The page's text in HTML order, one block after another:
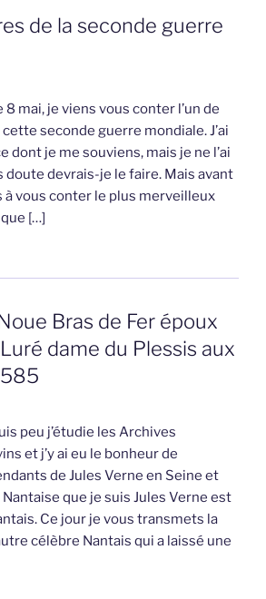
de la seconde guerre
mai, je viens vous conter l’un de
seconde guerre mondiale. J’ai
dont je me souviens, mais je ne l’ai
doute devrais-je le faire. Mais avant
à vous conter le plus merveilleux
[…]
Bras de Fer époux
dame du Plessis aux
peu j’étudie les Archives
et j’y ai eu le bonheur de
de Jules Verne en Seine et
que je suis Jules Verne est
Ce jour je vous transmets la
célèbre Nantais qui a laissé une